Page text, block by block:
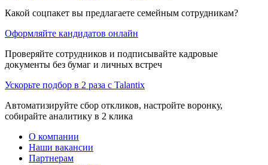
Какой соцпакет вы предлагаете семейным сотрудникам?
Оформляйте кандидатов онлайн
Проверяйте сотрудников и подписывайте кадровые
документы без бумаг и личных встреч
Ускорьте подбор в 2 раза с Talantix
Автоматизируйте сбор откликов, настройте воронку,
собирайте аналитику в 2 клика
О компании
Наши вакансии
Партнерам